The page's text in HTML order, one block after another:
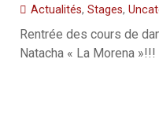
Actualités, Stages,
Rentrée des cours de
Natacha « La Morena »!!!